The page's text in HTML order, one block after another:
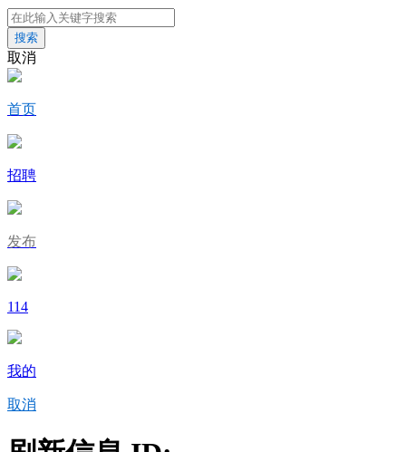
搜索
取消
首页
招聘
发布
114
我的
取消